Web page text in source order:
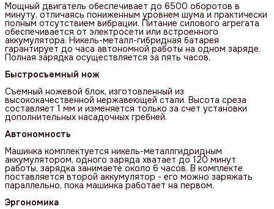
Мощный двигатель обеспечивает до 6500 оборотов в
минуту, отличаясь пониженным уровнем шума и практически
полным отсутствием вибрации. Питание силового агрегата
обеспечивается от электросети или встроенного
аккумулятора. Никель-металл-гибридная батарея
гарантирует до часа автономной работы на одном заряде.
Полная зарядка осуществляется за пять часов.
Быстросъемный нож
Съемный ножевой блок, изготовленный из
высококачественной нержавеющей стали. Высота среза
составляет 1 мм и изменяется только за счет установки
дополнительных насадочных гребней.
Автономность
Машинка комплектуется никель-металлгидридным
аккумулятором, одного заряда хватает до 120 минут
работы, зарядка занимаете около 6 часов. В комплекте
поставляется второй аккумулятор - его можно заряжать
параллельно, пока машинка работает на первом.
Эргономика